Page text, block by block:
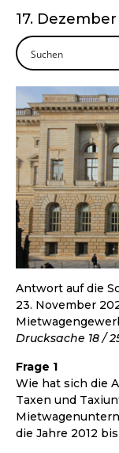
17.
Antwort auf die
23. November
Drucksache 18 /
Frage 1
Wie hat sich die
Taxen und
die Jahre 2012